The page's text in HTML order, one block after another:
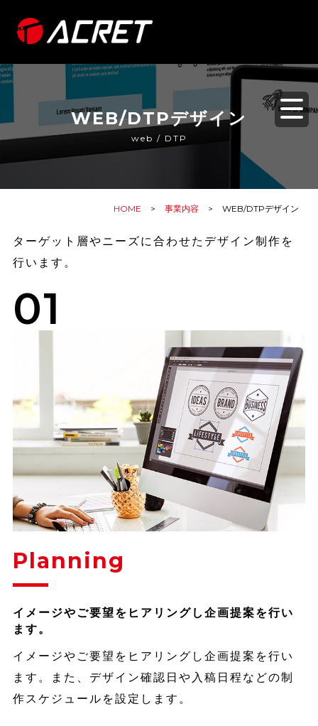
コ
ン
ツ
WEB/DTPデザイン
web / DTP
HOME 事業内容 WEB/DTPデザイン
ターゲット層やニーズに合わせたデザイン制作を
行います。
01
Planning
イメージやご要望をヒアリングし企画提案を行い
ます。
イメージやご要望をヒアリングし企画提案を行い
ます。また、デザイン確認日や入稿日程などの制
作スケジュールを設定します。